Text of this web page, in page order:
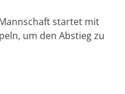
startet mit
um den Abstieg zu